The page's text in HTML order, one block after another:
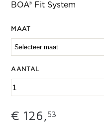
BOA® Fit System
MAAT
AANTAL
€ 126,53